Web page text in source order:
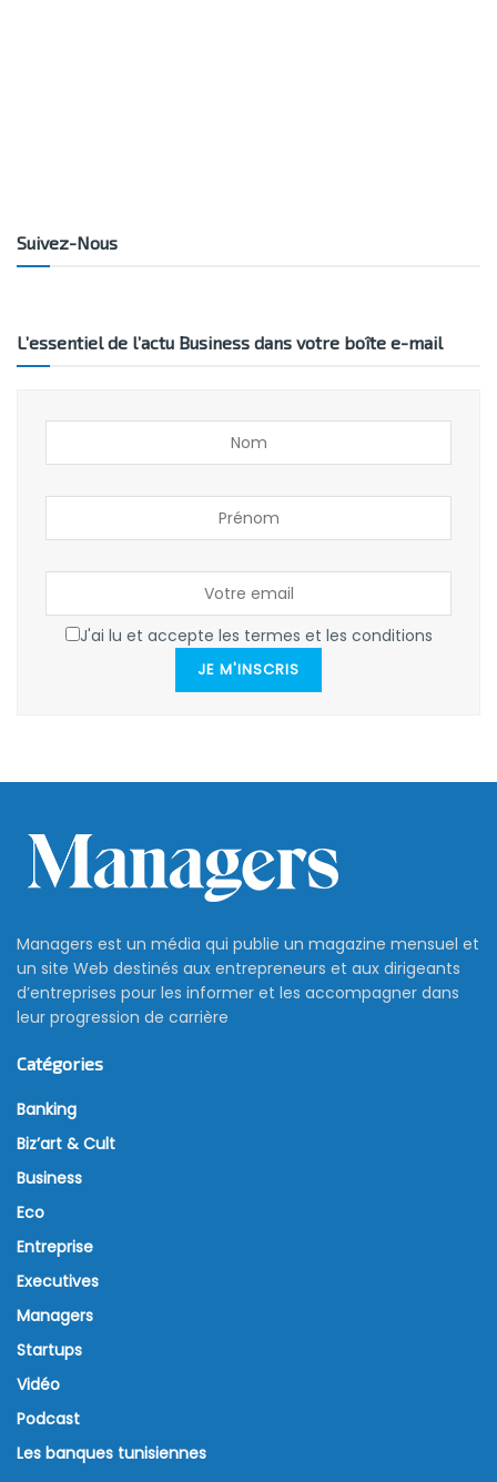
Suivez-Nous
L’essentiel de l’actu Business dans votre boîte e-mail
J'ai lu et accepte les termes et les conditions
JE M'INSCRIS
Managers est un média qui publie un magazine mensuel et
un site Web destinés aux entrepreneurs et aux dirigeants
d’entreprises pour les informer et les accompagner dans
leur progression de carrière
Catégories
Banking
Biz’art & Cult
Business
Eco
Entreprise
Executives
Managers
Startups
Vidéo
Podcast
Les banques tunisiennes